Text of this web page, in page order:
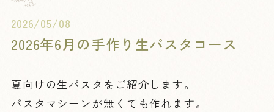
2026/05/08
2026年6月の手作り生パスタコース
夏向けの生パスタをご紹介します。
パスタマシーンが無くても作れます。